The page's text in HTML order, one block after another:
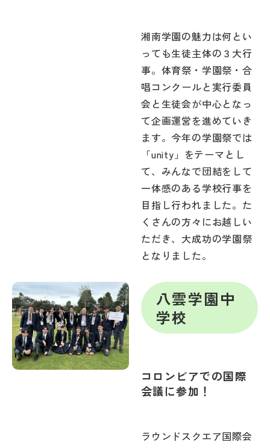
運営会社
湘南学園の魅力は何とい
っても生徒主体の３大行
事。体育祭・学園祭・合
唱コンクールと実行委員
会と生徒会が中心となっ
て企画運営を進めていき
ます。今年の学園祭では
「unity」をテーマとし
て、みんなで団結をして
一体感のある学校行事を
目指し行われました。た
くさんの方々にお越しい
ただき、大成功の学園祭
となりました。
八雲学園中
学校
コロンビアでの国際
会議に参加！
ラウンドスクエア国際会